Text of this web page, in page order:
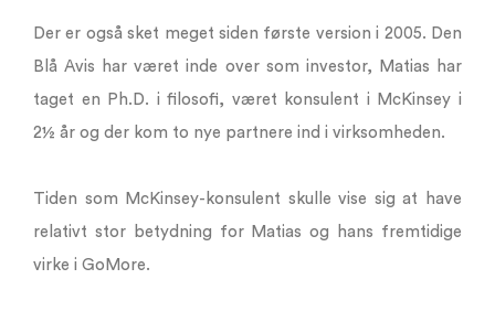
Der er også sket meget siden første version i 2005. Den
Blå Avis har været inde over som investor, Matias har
taget en Ph.D. i filosofi, været konsulent i McKinsey i
2½ år og der kom to nye partnere ind i virksomheden.
Tiden som McKinsey-konsulent skulle vise sig at have
relativt stor betydning for Matias og hans fremtidige
virke i GoMore.